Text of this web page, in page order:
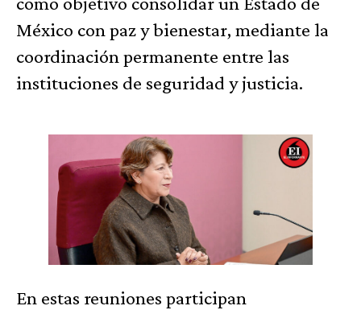
México con paz y bienestar, mediante la
coordinación permanente entre las
instituciones de seguridad y justicia.
En estas reuniones participan